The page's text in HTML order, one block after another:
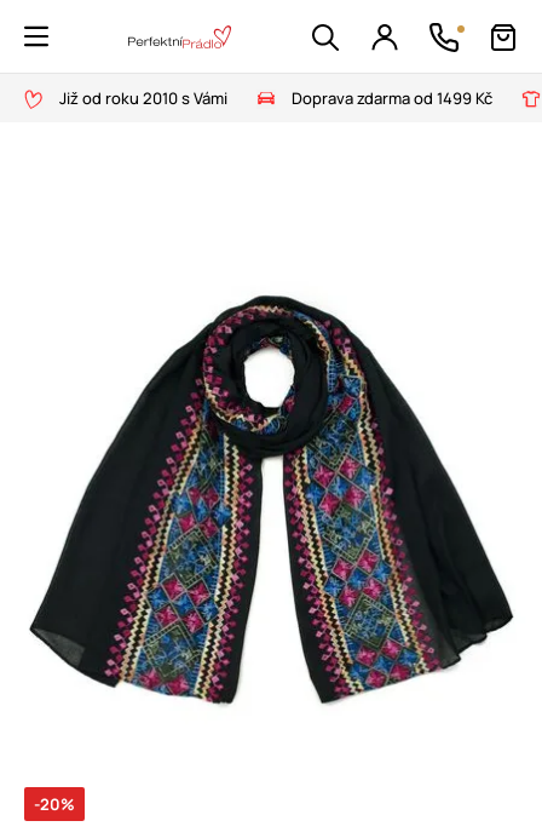
Již od roku 2010 s Vámi Doprava zdarma od 1499 Kč
-20%